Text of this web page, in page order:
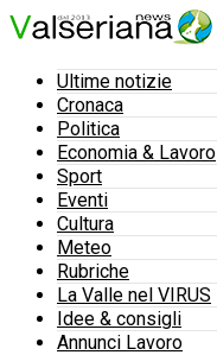
Ultime notizie
Cronaca
Politica
Economia & Lavoro
Sport
Eventi
Cultura
Meteo
Rubriche
La Valle nel VIRUS
Idee & consigli
Annunci Lavoro